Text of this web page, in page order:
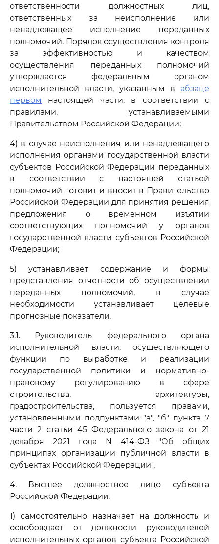
ответственности должностных лиц,
ответственных за неисполнение или
ненадлежащее исполнение переданных
полномочий. Порядок осуществления контроля
за эффективностью и качеством
осуществления переданных полномочий
утверждается федеральным органом
исполнительной власти, указанным в абзаце
первом
настоящей части, в соответствии с
правилами, устанавливаемыми
Правительством Российской Федерации;
4) в случае неисполнения или ненадлежащего
исполнения органами государственной власти
субъектов Российской Федерации переданных
в соответствии с настоящей статьей
полномочий готовит и вносит в Правительство
Российской Федерации для принятия решения
предложения о временном изъятии
соответствующих полномочий у органов
государственной власти субъектов Российской
Федерации;
5) устанавливает содержание и формы
представления отчетности об осуществлении
переданных полномочий, в случае
необходимости устанавливает целевые
прогнозные показатели.
3.1. Руководитель федерального органа
исполнительной власти, осуществляющего
функции по выработке и реализации
государственной политики и нормативно-
правовому регулированию в сфере
строительства, архитектуры,
градостроительства, пользуется правами,
установленными подпунктами "а", "б" пункта 7
части 2 статьи 45 Федерального закона от 21
декабря 2021 года N 414-ФЗ "Об общих
принципах организации публичной власти в
субъектах Российской Федерации".
4. Высшее должностное лицо субъекта
Российской Федерации:
1) самостоятельно назначает на должность и
освобождает от должности руководителей
исполнительных органов субъекта Российской